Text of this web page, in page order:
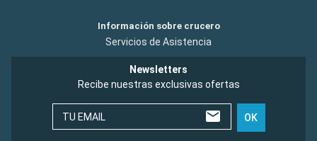
Información sobre crucero
Servicios de Asistencia
Newsletters
Recibe nuestras exclusivas ofertas
TU EMAIL OK